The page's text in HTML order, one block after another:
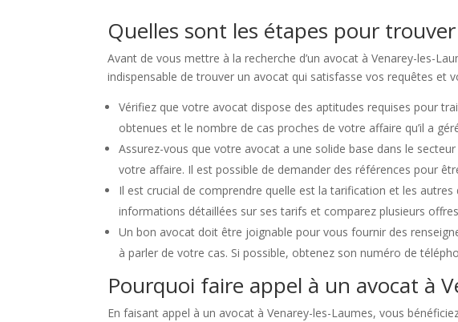
Quelles sont les étapes pour
Avant de vous mettre à la recherche d’un avocat à Venarey-les-
indispensable de trouver un avocat qui satisfasse vos requêtes et
Vérifiez que votre avocat dispose des aptitudes requises pour
obtenues et le nombre de cas proches de votre affaire qu’il a
Assurez-vous que votre avocat a une solide base dans le
votre affaire. Il est possible de demander des références pour
Il est crucial de comprendre quelle est la tarification et les autres
informations détaillées sur ses tarifs et comparez plusieurs
Un bon avocat doit être joignable pour vous fournir des
à parler de votre cas. Si possible, obtenez son numéro de
Pourquoi faire appel à un avocat à
En faisant appel à un avocat à Venarey-les-Laumes, vous